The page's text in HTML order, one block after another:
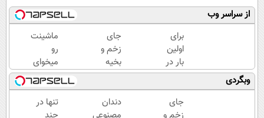
از سراسر وب
برای
اولین
بار در
ایران
🇮🇷
این
دکتر
جای
زخم و
بخیه
داری؟؟
3
هفته‌ای
محوش
ماشینت
رو
میخوای
بفروشی؟
اینجا یک
روزه
برات
وبگردی
جای
زخم و
دندان
مصنوعی
تنها در
چند